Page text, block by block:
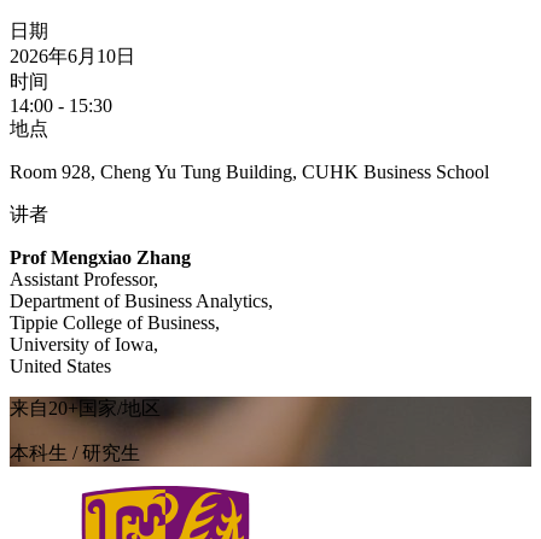
日期
2026年6月10日
时间
14:00 - 15:30
地点
Room 928, Cheng Yu Tung Building, CUHK Business School
讲者
Prof Mengxiao Zhang
Assistant Professor,
Department of Business Analytics,
Tippie College of Business,
University of Iowa,
United States
来自20+国家/地区
本科生 / 研究生